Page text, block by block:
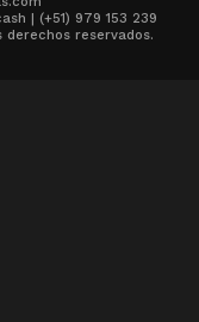
| (+51) 979 153 239
reservados.